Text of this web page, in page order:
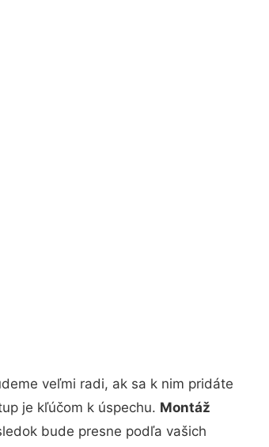
veľmi radi, ak sa k nim pridáte
je kľúčom k úspechu. Montáž
bude presne podľa vašich